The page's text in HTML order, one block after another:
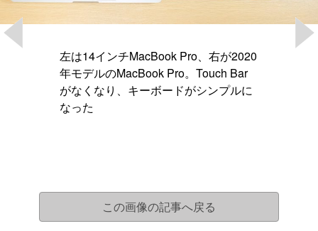
左は14インチMacBook Pro、右が2020
年モデルのMacBook Pro。Touch Bar
がなくなり、キーボードがシンプルに
なった
この画像の記事へ戻る